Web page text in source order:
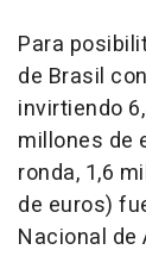
Para
de Brasil
invirtiendo
millones de
ronda, 1,6
de euros)
Nacional de